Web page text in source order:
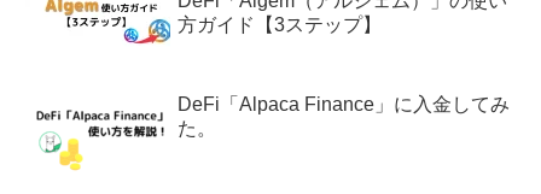
方ガイド【3ステップ】
DeFi「Alpaca Finance」に入金してみ
た。